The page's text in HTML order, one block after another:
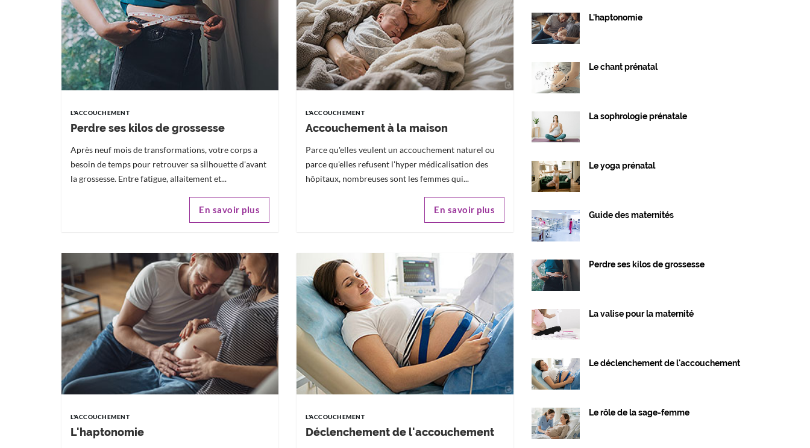
L'ACCOUCHEMENT
Perdre ses kilos de grossesse
Après neuf mois de transformations, votre corps a
besoin de temps pour retrouver sa silhouette d'avant
la grossesse. Entre fatigue, allaitement et...
En savoir plus
L'ACCOUCHEMENT
Accouchement à la maison
Parce qu'elles veulent un accouchement naturel ou
parce qu'elles refusent l'hyper médicalisation des
hôpitaux, nombreuses sont les femmes qui...
En savoir plus
L'ACCOUCHEMENT
L'haptonomie
L'ACCOUCHEMENT
Déclenchement de l'accouchement
L'haptonomie
Le chant prénatal
La sophrologie prénatale
Le yoga prénatal
Guide des maternités
Perdre ses kilos de grossesse
La valise pour la maternité
Le déclenchement de l'accouchement
Le rôle de la sage-femme